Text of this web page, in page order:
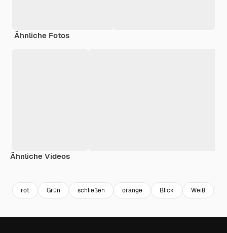
Ähnliche Fotos
Ähnliche Videos
rot Grün schließen orange Blick Weiß